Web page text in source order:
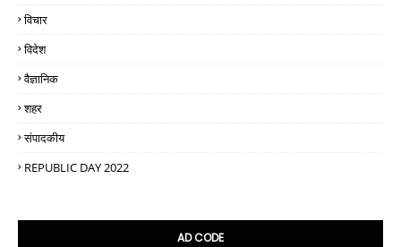
विचार
विदेश
वैज्ञानिक
शहर
संपादकीय
REPUBLIC DAY 2022
AD CODE